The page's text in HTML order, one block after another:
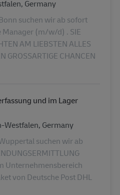
Germany
suchen wir ab sofort
Manager (m/w/d) . SIE
AM LIEBSTEN ALLES
GROSSARTIGE CHANCEN
und im Lager
Germany
suchen wir ab
Unternehmensbereich
von Deutsche Post DHL